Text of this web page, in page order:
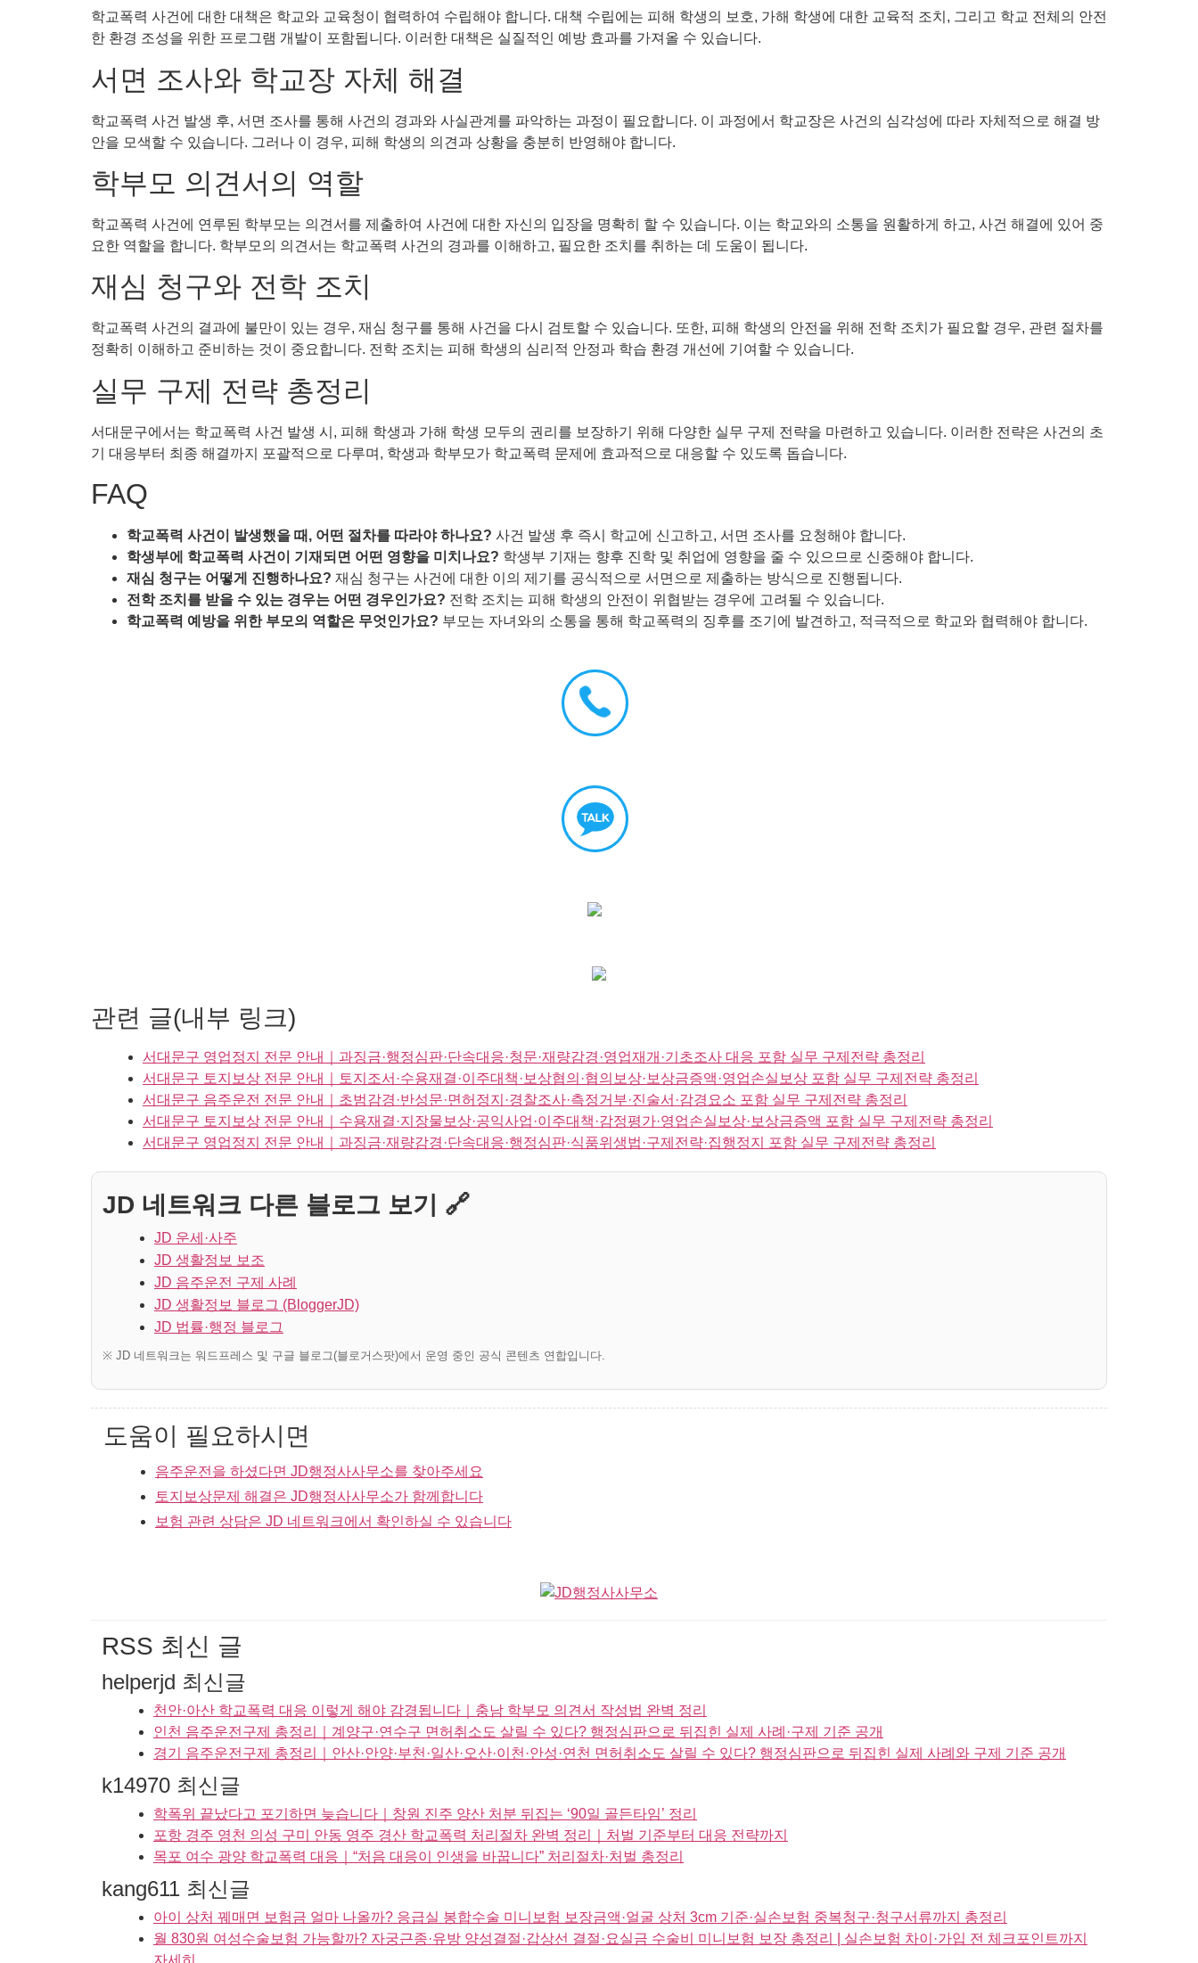
학교폭력 사건에 대한 대책은 학교와 교육청이 협력하여 수립해야 합니다. 대책 수립에는 피해 학생의 보호, 가해 학생에 대한 교육적 조치, 그리고 학교 전체의 안전
한 환경 조성을 위한 프로그램 개발이 포함됩니다. 이러한 대책은 실질적인 예방 효과를 가져올 수 있습니다.
서면 조사와 학교장 자체 해결
학교폭력 사건 발생 후, 서면 조사를 통해 사건의 경과와 사실관계를 파악하는 과정이 필요합니다. 이 과정에서 학교장은 사건의 심각성에 따라 자체적으로 해결 방
안을 모색할 수 있습니다. 그러나 이 경우, 피해 학생의 의견과 상황을 충분히 반영해야 합니다.
학부모 의견서의 역할
학교폭력 사건에 연루된 학부모는 의견서를 제출하여 사건에 대한 자신의 입장을 명확히 할 수 있습니다. 이는 학교와의 소통을 원활하게 하고, 사건 해결에 있어 중
요한 역할을 합니다. 학부모의 의견서는 학교폭력 사건의 경과를 이해하고, 필요한 조치를 취하는 데 도움이 됩니다.
재심 청구와 전학 조치
학교폭력 사건의 결과에 불만이 있는 경우, 재심 청구를 통해 사건을 다시 검토할 수 있습니다. 또한, 피해 학생의 안전을 위해 전학 조치가 필요할 경우, 관련 절차를
정확히 이해하고 준비하는 것이 중요합니다. 전학 조치는 피해 학생의 심리적 안정과 학습 환경 개선에 기여할 수 있습니다.
실무 구제 전략 총정리
서대문구에서는 학교폭력 사건 발생 시, 피해 학생과 가해 학생 모두의 권리를 보장하기 위해 다양한 실무 구제 전략을 마련하고 있습니다. 이러한 전략은 사건의 초
기 대응부터 최종 해결까지 포괄적으로 다루며, 학생과 학부모가 학교폭력 문제에 효과적으로 대응할 수 있도록 돕습니다.
FAQ
학교폭력 사건이 발생했을 때, 어떤 절차를 따라야 하나요? 사건 발생 후 즉시 학교에 신고하고, 서면 조사를 요청해야 합니다.
학생부에 학교폭력 사건이 기재되면 어떤 영향을 미치나요? 학생부 기재는 향후 진학 및 취업에 영향을 줄 수 있으므로 신중해야 합니다.
재심 청구는 어떻게 진행하나요? 재심 청구는 사건에 대한 이의 제기를 공식적으로 서면으로 제출하는 방식으로 진행됩니다.
전학 조치를 받을 수 있는 경우는 어떤 경우인가요? 전학 조치는 피해 학생의 안전이 위협받는 경우에 고려될 수 있습니다.
학교폭력 예방을 위한 부모의 역할은 무엇인가요? 부모는 자녀와의 소통을 통해 학교폭력의 징후를 조기에 발견하고, 적극적으로 학교와 협력해야 합니다.
관련 글(내부 링크)
서대문구 영업정지 전문 안내｜과징금·행정심판·단속대응·청문·재량감경·영업재개·기초조사 대응 포함 실무 구제전략 총정리
서대문구 토지보상 전문 안내｜토지조서·수용재결·이주대책·보상협의·협의보상·보상금증액·영업손실보상 포함 실무 구제전략 총정리
서대문구 음주운전 전문 안내｜초범감경·반성문·면허정지·경찰조사·측정거부·진술서·감경요소 포함 실무 구제전략 총정리
서대문구 토지보상 전문 안내｜수용재결·지장물보상·공익사업·이주대책·감정평가·영업손실보상·보상금증액 포함 실무 구제전략 총정리
서대문구 영업정지 전문 안내｜과징금·재량감경·단속대응·행정심판·식품위생법·구제전략·집행정지 포함 실무 구제전략 총정리
JD 네트워크 다른 블로그 보기 🔗
JD 운세·사주
JD 생활정보 보조
JD 음주운전 구제 사례
JD 생활정보 블로그 (BloggerJD)
JD 법률·행정 블로그
※ JD 네트워크는 워드프레스 및 구글 블로그(블로거스팟)에서 운영 중인 공식 콘텐츠 연합입니다.
도움이 필요하시면
음주운전을 하셨다면 JD행정사사무소를 찾아주세요
토지보상문제 해결은 JD행정사사무소가 함께합니다
보험 관련 상담은 JD 네트워크에서 확인하실 수 있습니다
RSS 최신 글
helperjd 최신글
천안·아산 학교폭력 대응 이렇게 해야 감경됩니다｜충남 학부모 의견서 작성법 완벽 정리
인천 음주운전구제 총정리｜계양구·연수구 면허취소도 살릴 수 있다? 행정심판으로 뒤집힌 실제 사례·구제 기준 공개
경기 음주운전구제 총정리｜안산·안양·부천·일산·오산·이천·안성·연천 면허취소도 살릴 수 있다? 행정심판으로 뒤집힌 실제 사례와 구제 기준 공개
k14970 최신글
학폭위 끝났다고 포기하면 늦습니다｜창원 진주 양산 처분 뒤집는 ‘90일 골든타임’ 정리
포항 경주 영천 의성 구미 안동 영주 경산 학교폭력 처리절차 완벽 정리｜처벌 기준부터 대응 전략까지
목포 여수 광양 학교폭력 대응｜“처음 대응이 인생을 바꿉니다” 처리절차·처벌 총정리
kang611 최신글
아이 상처 꿰매면 보험금 얼마 나올까? 응급실 봉합수술 미니보험 보장금액·얼굴 상처 3cm 기준·실손보험 중복청구·청구서류까지 총정리
월 830원 여성수술보험 가능할까? 자궁근종·유방 양성결절·갑상선 결절·요실금 수술비 미니보험 보장 총정리 | 실손보험 차이·가입 전 체크포인트까지
자세히